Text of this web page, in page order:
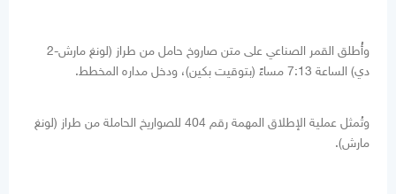
وأُطلق القمر الصناعي على متن صاروخ حامل من طراز (لونغ مارش-2
دي) الساعة 7:13 مساءً (بتوقيت بكين)، ودخل مداره المخطط.
وتُمثل عملية الإطلاق المهمة رقم 404 للصواريخ الحاملة من طراز (لونغ
مارش).